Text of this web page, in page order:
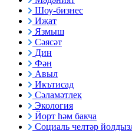
Шоу-бизнес
Иҗат
Язмыш
Сәясәт
Дин
Фән
Авыл
Икътисад
Сәламәтлек
Экология
Йорт һәм бакча
Социаль челтәр